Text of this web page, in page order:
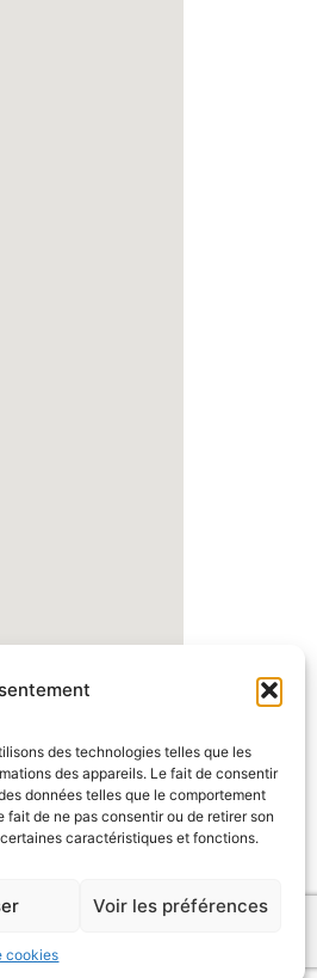
des technologies telles que les
des appareils. Le fait de consentir
données telles que le comportement
de ne pas consentir ou de retirer son
caractéristiques et fonctions.
Voir les préférences
cookies